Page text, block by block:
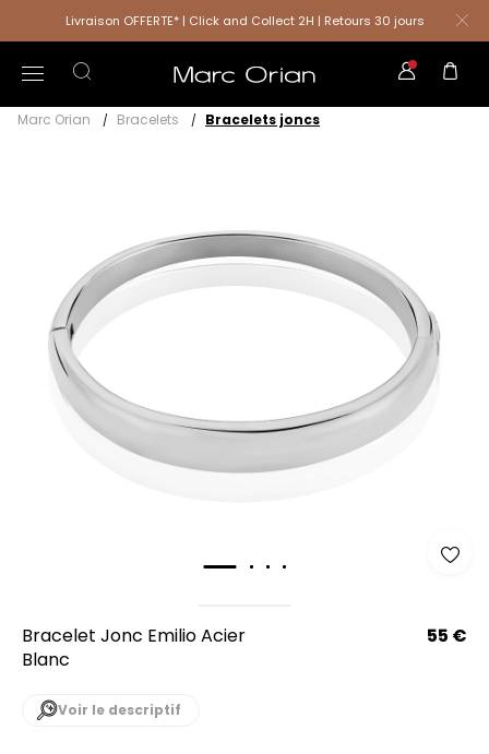
Livraison OFFERTE* | Click and Collect 2H | Retours 30 jours
Marc Orian Bracelets Bracelets joncs
Bracelet Jonc Emilio Acier
Blanc
55 €
Voir le descriptif